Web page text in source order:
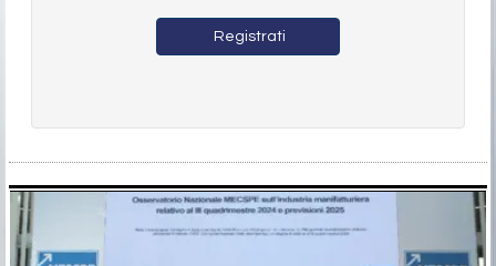
Registrati